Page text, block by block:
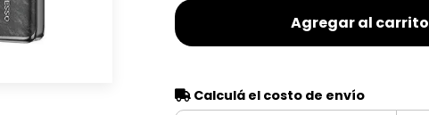
Agregar al carrito
Calculá el costo de envío